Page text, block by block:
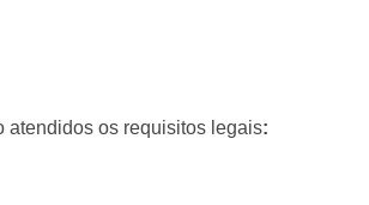
atendidos os requisitos legais: